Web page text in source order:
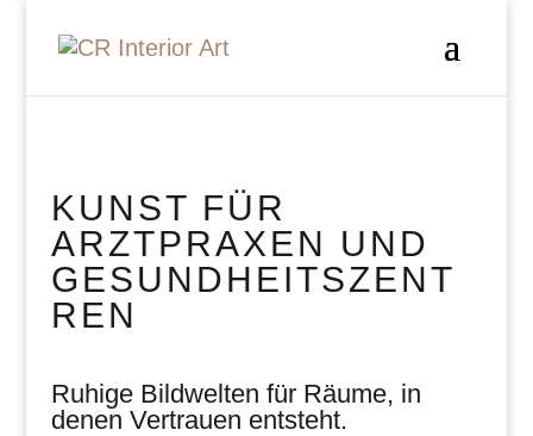
KUNST FÜR
ARZTPRAXEN UND
GESUNDHEITSZENT
REN
Ruhige Bildwelten für Räume, in
denen Vertrauen entsteht.